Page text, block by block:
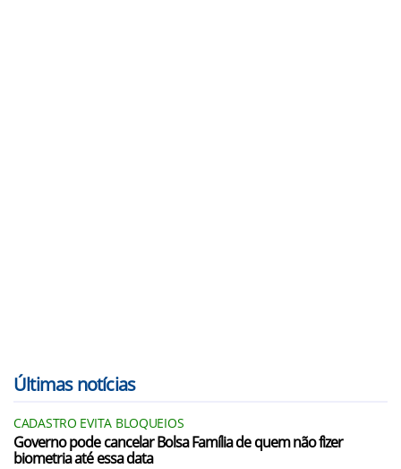
Últimas notícias
CADASTRO EVITA BLOQUEIOS
Governo pode cancelar Bolsa Família de quem não fizer
biometria até essa data